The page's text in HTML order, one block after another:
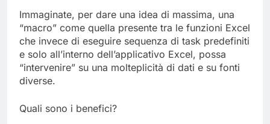
Immaginate, per dare una idea di massima, una
“macro” come quella presente tra le funzioni Excel
che invece di eseguire sequenza di task predefiniti
e solo all’interno dell’applicativo Excel, possa
“intervenire” su una molteplicità di dati e su fonti
diverse.
Quali sono i benefici?